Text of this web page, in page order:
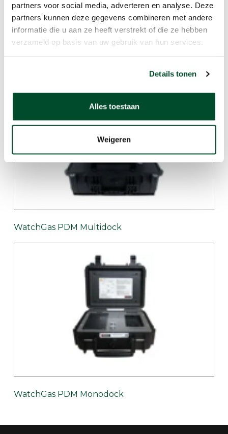
partners voor social media, adverteren en analyse. Deze
partners kunnen deze gegevens combineren met andere
informatie die u aan ze heeft verstrekt of die ze hebben
verzameld op basis van uw gebruik van hun services.
Details tonen
Alles toestaan
Weigeren
WatchGas PDM Multidock
WatchGas PDM Monodock